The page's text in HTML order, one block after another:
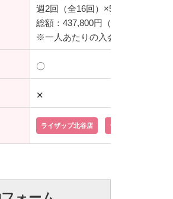
週2回（全16回）×50分/レッスン
総額：437,800円（税込）
※一人あたりの入会金：55,000円
〇
✕
ライザップ北谷店 ライザップ那覇店